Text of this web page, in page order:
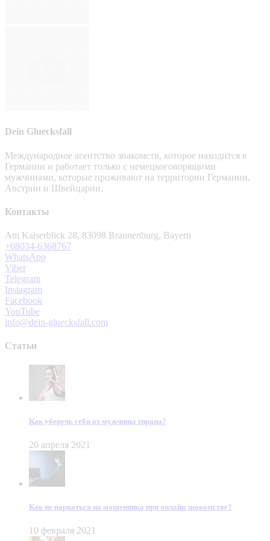
Dein Gluecksfall
Международное агентство знакомств, которое находится в
Германии и работает только с немецкоговорящими
мужчинами, которые проживают на территории Германии,
Австрии и Швейцарии.
Контакты
Am Kaiserblick 28, 83098 Brannenburg, Bayern
+08034-6368767
WhatsApp
Viber
Telegram
Instagram
Facebook
YouTube
info@dein-gluecksfall.com
Статьи
Как уберечь себя от мужчины тирана?
20 апреля 2021
Как не нарваться на мошенника при онлайн знакомстве?
10 февраля 2021